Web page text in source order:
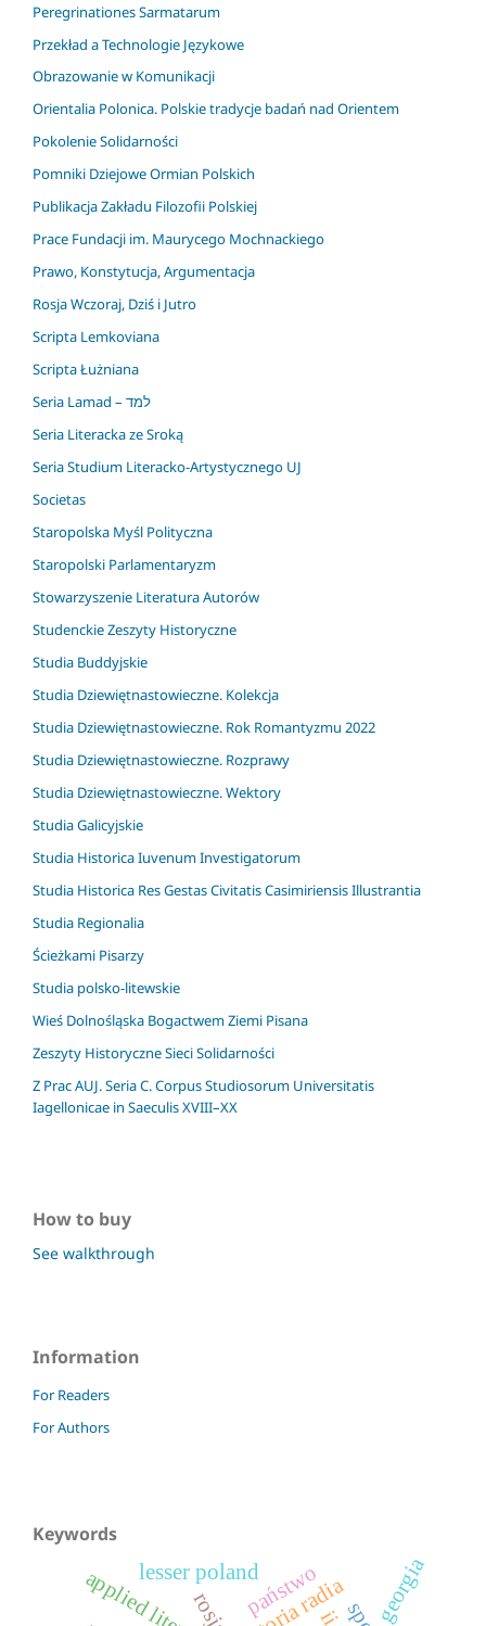
Peregrinationes Sarmatarum
Przekład a Technologie Językowe
Obrazowanie w Komunikacji
Orientalia Polonica. Polskie tradycje badań nad Orientem
Pokolenie Solidarności
Pomniki Dziejowe Ormian Polskich
Publikacja Zakładu Filozofii Polskiej
Prace Fundacji im. Maurycego Mochnackiego
Prawo, Konstytucja, Argumentacja
Rosja Wczoraj, Dziś i Jutro
Scripta Lemkoviana
Scripta Łużniana
Seria Lamad – למד
Seria Literacka ze Sroką
Seria Studium Literacko-Artystycznego UJ
Societas
Staropolska Myśl Polityczna
Staropolski Parlamentaryzm
Stowarzyszenie Literatura Autorów
Studenckie Zeszyty Historyczne
Studia Buddyjskie
Studia Dziewiętnastowieczne. Kolekcja
Studia Dziewiętnastowieczne. Rok Romantyzmu 2022
Studia Dziewiętnastowieczne. Rozprawy
Studia Dziewiętnastowieczne. Wektory
Studia Galicyjskie
Studia Historica Iuvenum Investigatorum
Studia Historica Res Gestas Civitatis Casimiriensis Illustrantia
Studia Regionalia
Ścieżkami Pisarzy
Studia polsko-litewskie
Wieś Dolnośląska Bogactwem Ziemi Pisana
Zeszyty Historyczne Sieci Solidarności
Z Prac AUJ. Seria C. Corpus Studiosorum Universitatis
Iagellonicae in Saeculis XVIII–XX
How to buy
See walkthrough
Information
For Readers
For Authors
Keywords
państwo
rosja
lesser poland georgia